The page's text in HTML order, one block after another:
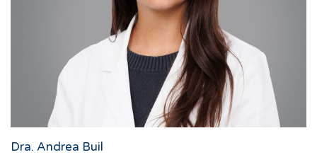
Dra. Andrea Buil